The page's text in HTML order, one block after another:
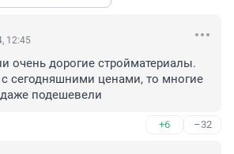
12:45
очень дорогие стройматериалы.
сегодняшними ценами, то многие
подешевели
+6 –32